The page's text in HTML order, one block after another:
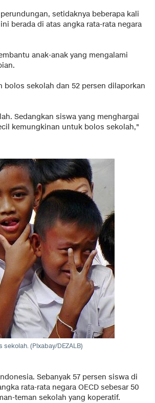
setidaknya beberapa kali
berada di atas angka rata-rata negara
anak-anak yang mengalami
bolos sekolah dan 52 persen dilaporkan
Sedangkan siswa yang menghargai
kemungkinan untuk bolos sekolah,"
(Pixabay/DEZALB)
Sebanyak 57 persen siswa di
rata-rata negara OECD sebesar 50
teman sekolah yang koperatif.